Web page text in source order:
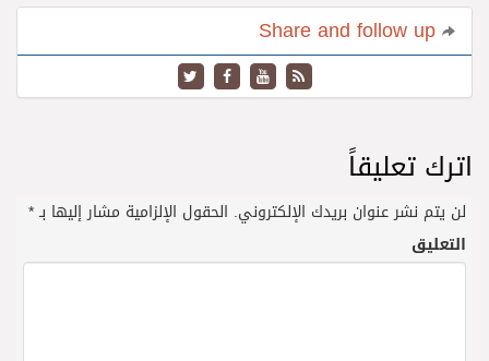
اترك تعليقاً
لن يتم نشر عنوان بريدك الإلكتروني. الحقول الإلزامية مشار إليها بـ*
التعليق